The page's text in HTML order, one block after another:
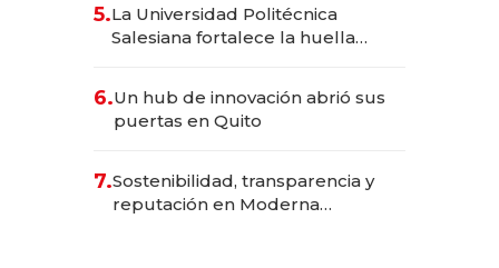
5.La Universidad Politécnica
Salesiana fortalece la huella
6.Un hub de innovación abrió sus
puertas en Quito
7.Sostenibilidad, transparencia y
reputación en Moderna